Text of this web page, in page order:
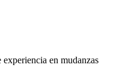
en mudanzas